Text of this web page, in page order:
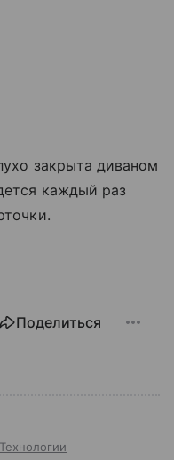
закрыта диваном
каждый раз
Поделиться
Технологии